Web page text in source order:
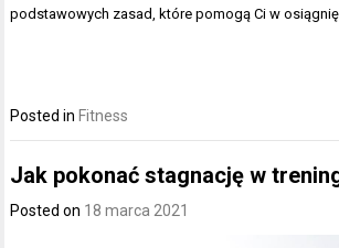
podstawowych zasad, które pomogą Ci w
Posted in Fitness
Jak pokonać stagnację w
Posted on 18 marca 2021